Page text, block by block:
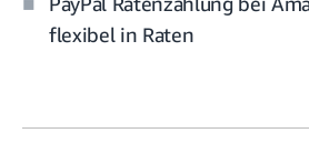
flexibel in Raten